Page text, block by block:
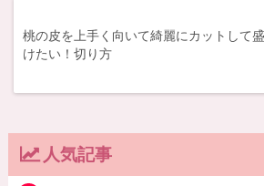
桃の皮を上手く向いて綺麗にカットして
けたい！切り方
人気記事